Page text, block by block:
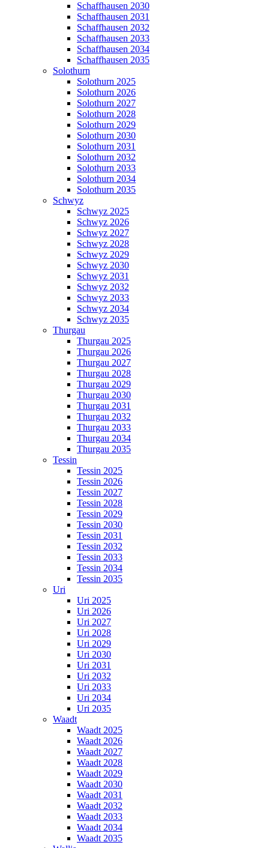
Schaffhausen 2030
Schaffhausen 2031
Schaffhausen 2032
Schaffhausen 2033
Schaffhausen 2034
Schaffhausen 2035
Solothurn
Solothurn 2025
Solothurn 2026
Solothurn 2027
Solothurn 2028
Solothurn 2029
Solothurn 2030
Solothurn 2031
Solothurn 2032
Solothurn 2033
Solothurn 2034
Solothurn 2035
Schwyz
Schwyz 2025
Schwyz 2026
Schwyz 2027
Schwyz 2028
Schwyz 2029
Schwyz 2030
Schwyz 2031
Schwyz 2032
Schwyz 2033
Schwyz 2034
Schwyz 2035
Thurgau
Thurgau 2025
Thurgau 2026
Thurgau 2027
Thurgau 2028
Thurgau 2029
Thurgau 2030
Thurgau 2031
Thurgau 2032
Thurgau 2033
Thurgau 2034
Thurgau 2035
Tessin
Tessin 2025
Tessin 2026
Tessin 2027
Tessin 2028
Tessin 2029
Tessin 2030
Tessin 2031
Tessin 2032
Tessin 2033
Tessin 2034
Tessin 2035
Uri
Uri 2025
Uri 2026
Uri 2027
Uri 2028
Uri 2029
Uri 2030
Uri 2031
Uri 2032
Uri 2033
Uri 2034
Uri 2035
Waadt
Waadt 2025
Waadt 2026
Waadt 2027
Waadt 2028
Waadt 2029
Waadt 2030
Waadt 2031
Waadt 2032
Waadt 2033
Waadt 2034
Waadt 2035